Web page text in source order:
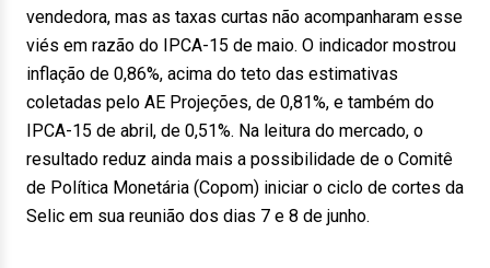
vendedora, mas as taxas curtas não acompanharam esse
viés em razão do IPCA-15 de maio. O indicador mostrou
inflação de 0,86%, acima do teto das estimativas
coletadas pelo AE Projeções, de 0,81%, e também do
IPCA-15 de abril, de 0,51%. Na leitura do mercado, o
resultado reduz ainda mais a possibilidade de o Comitê
de Política Monetária (Copom) iniciar o ciclo de cortes da
Selic em sua reunião dos dias 7 e 8 de junho.